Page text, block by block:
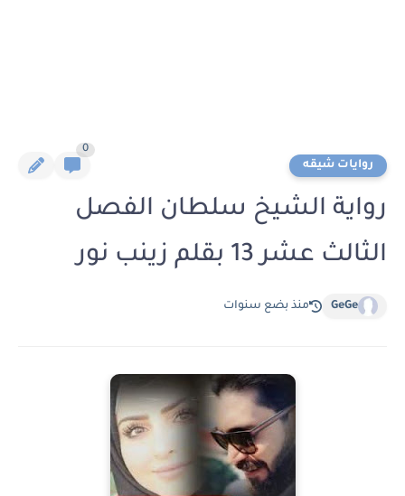
روايات شيقه
0
رواية الشيخ سلطان الفصل
الثالث عشر 13 بقلم زينب نور
GeGe منذ بضع سنوات